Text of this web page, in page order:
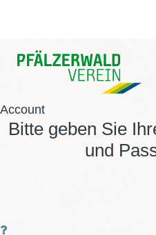
Account
Bitte geben Sie
und